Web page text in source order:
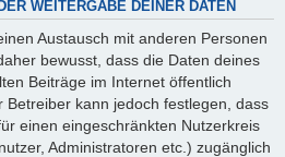
WEITERGABE DEINER DATEN
Austausch mit anderen Personen
bewusst, dass die Daten deines
Beiträge im Internet öffentlich
Betreiber kann jedoch festlegen, dass
einen eingeschränkten Nutzerkreis
Administratoren etc.) zugänglich